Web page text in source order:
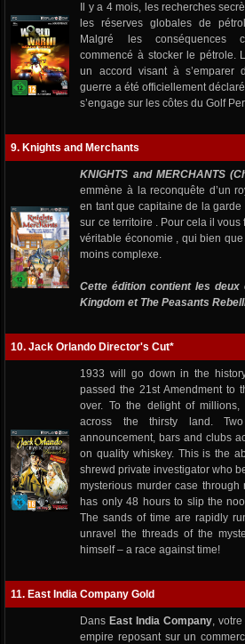
Il y a 4 mois, les recherches
les réserves globales de
Malgré les conséquences
commencé à stocker le pétrole.
un accord visant à s’emparer
guerre a été officiellement
s’engage sur les côtes du Golf
9. Knights and Merchants
KNIGHTS and MERCHANTS
emmène à la reconquête d’un
en tant que capitaine de la garde
sur ce territoire . Pour cela il
véritable économie , qui bien
moins complexe.
Cette édition contient les deux
Kingdom et The Peasants
10. Jack Orlando Director's Cut*
1933 will go down in the
passed the 21st Amendment to
over. To the delight of
across the thirsty land.
announcement, bars and clubs
on quality whiskey. This is the
shrewd private investigator who
mysterious murder case
has only 48 hours to slip the
The sands of time are rapidly
unravel the threads of the
himself – a race against time!
11. East India Company Gold
Dans East India Company, votre
empire reposant sur un